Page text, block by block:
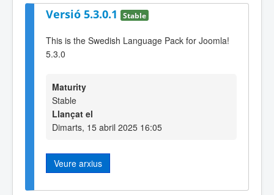
Versió 5.3.0.1 Stable
This is the Swedish Language Pack for Joomla!
5.3.0
Maturity
Stable
Llançat el
Dimarts, 15 abril 2025 16:05
Veure arxius